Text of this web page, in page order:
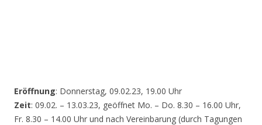
Eröffnung: Donnerstag, 09.02.23, 19.00 Uhr
Zeit: 09.02. – 13.03.23, geöffnet Mo. – Do. 8.30 – 16.00 Uhr,
Fr. 8.30 – 14.00 Uhr und nach Vereinbarung (durch Tagungen